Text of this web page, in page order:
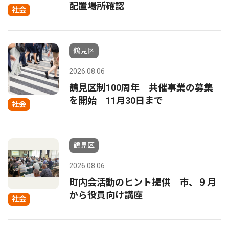
社会
配置場所確認
社会
鶴見区
2026.08.06
鶴見区制100周年 共催事業の募集
を開始 11月30日まで
社会
鶴見区
2026.08.06
町内会活動のヒント提供 市、９月
から役員向け講座